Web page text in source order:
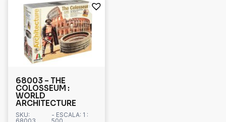
68003 – THE
COLOSSEUM :
WORLD
ARCHITECTURE
SKU:
- ESCALA: 1 :